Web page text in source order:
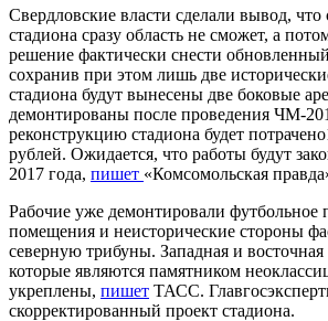
Свердловские власти сделали вывод, что
стадиона сразу область не сможет, а
решение фактически снести
сохранив при этом лишь две
стадиона будут вынесены две боковые
демонтированы после проведения ЧМ-
реконструкцию стадиона будет
рублей. Ожидается, что работы будут
2017 года, пишет «Комсомольская
Рабочие уже демонтировали футбольное
помещения и неисторические стороны
северную трибуны. Западная и восточная
которые являются памятником
укреплены, пишет ТАСС.
скорректированный проект стадиона.